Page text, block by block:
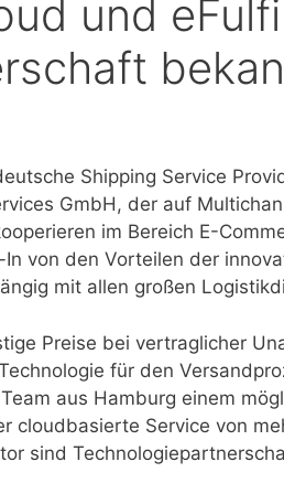
und
Shipping Service
GmbH, der auf
im Bereich E-
von den Vorteilen der
mit allen großen
Preise bei vertraglicher
für den
aus Hamburg einem
cloudbasierte Service von
sind